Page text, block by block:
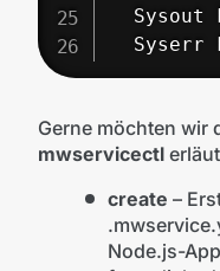
Sysout
Syserr
Gerne möchten wir
mwservicectl
create –
Node.js-